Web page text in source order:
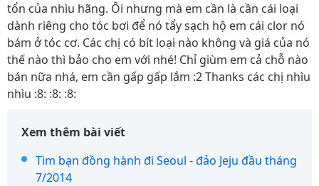
tổn của nhìu hãng. Ôi nhưng mà em cần là cần cái loại
dành riêng cho tóc bơi để nó tẩy sạch hộ em cái clor nó
bám ở tóc cơ. Các chị có bít loại nào không và giá của nó
thế nào thì bảo cho em với nhé! Chỉ giùm em cả chỗ nào
bán nữa nhá, em cần gấp gấp lắm :2 Thanks các chị nhìu
nhìu :8: :8: :8:
Xem thêm bài viết
Tìm bạn đồng hành đi Seoul - đảo Jeju đầu tháng
7/2014